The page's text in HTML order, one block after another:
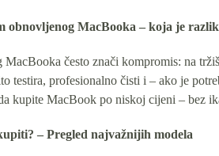
obnovljenog MacBooka – koja je
često znači kompromis: na
testira, profesionalno čisti i – ako je
kupite MacBook po niskoj cijeni – bez
– Pregled najvažnijih modela